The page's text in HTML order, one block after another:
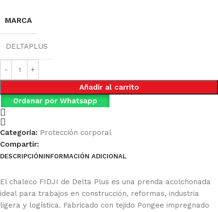
MARCA
DELTAPLUS
Añadir al carrito
Ordenar por Whatsapp
Categoría: Protección corporal
Compartir:
DESCRIPCIÓNINFORMACIÓN ADICIONAL
El chaleco FIDJI de Delta Plus es una prenda acolchonada
ideal para trabajos en construcción, reformas, industria
ligera y logística. Fabricado con tejido Pongee impregnado